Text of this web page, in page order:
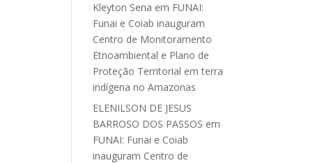
Kleyton Sena em FUNAI:
Funai e Coiab inauguram
Centro de Monitoramento
Etnoambiental e Plano de
Proteção Territorial em terra
indígena no Amazonas
ELENILSON DE JESUS
BARROSO DOS PASSOS em
FUNAI: Funai e Coiab
inauguram Centro de